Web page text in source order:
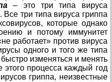
– это три типа вируса
три типа вируса гриппа
которые однако
и потому иммунитет
работает» против вируса
одного и того же типа
изменяться и менять
этого процесса каждый год
гриппа, неизвестные